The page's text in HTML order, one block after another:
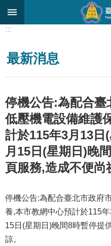
跳到主要內容區塊
搜
尋
於
中
心
研
究
發
展
研
習
進
修
:::
最新消息
停機公告:為配合臺
低壓機電設備維護
計於115年3月13日
月15日(星期日)晚
頁服務,造成不便尚
停機公告:為配合臺北市政府
養,本市教網中心預計於115
15日(星期日)晚間8時暫停提
諒。